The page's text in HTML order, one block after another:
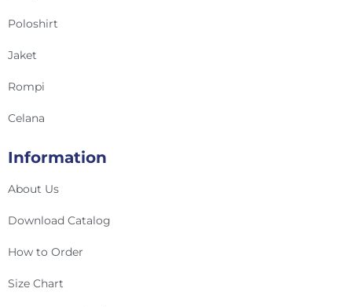
Poloshirt
Jaket
Rompi
Celana
Information
About Us
Download Catalog
How to Order
Size Chart